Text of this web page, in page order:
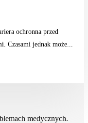
ochronna przed
Czasami jednak może...
medycznych.